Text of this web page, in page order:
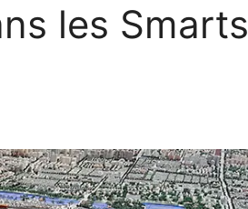
les Smarts